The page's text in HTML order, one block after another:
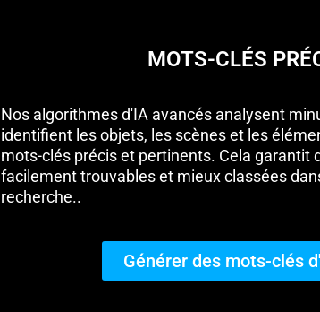
MOTS-CLÉS
Nos algorithmes d'IA avancés analysent
identifient les objets, les scènes et les
mots-clés précis et pertinents. Cela garantit
facilement trouvables et mieux classées
recherche..
Générer des mots-clés